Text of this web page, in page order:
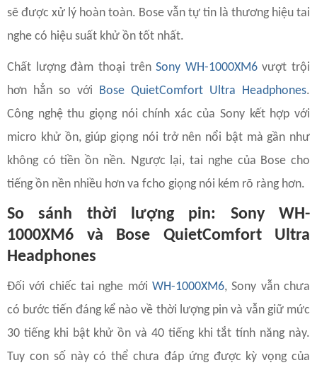
sẽ được xử lý hoàn toàn. Bose vẫn tự tin là thương hiệu tai
nghe có hiệu suất khử ồn tốt nhất.
Chất lượng đàm thoại trênSony WH-1000XM6vượt trội
hơn hẳn so với
Bose QuietComfort Ultra Headphones.
Công nghệ thu giọng nói chính xác của Sony kết hợp với
micro khử ồn, giúp giọng nói trở nên nổi bật mà gần như
không có tiền ồn nền. Ngược lại, tai nghe của Bose cho
tiếng ồn nền nhiều hơn va fcho giọng nói kém rõ ràng hơn.
So sánh thời lượng pin: Sony WH-
1000XM6 và Bose QuietComfort Ultra
Headphones
Đối với chiếc tai nghe mới WH-1000XM6, Sony vẫn chưa
có bước tiến đáng kể nào về thời lượng pin và vẫn giữ mức
30 tiếng khi bật khử ồn và 40 tiếng khi tắt tính năng này.
Tuy con số này có thể chưa đáp ứng được kỳ vọng của